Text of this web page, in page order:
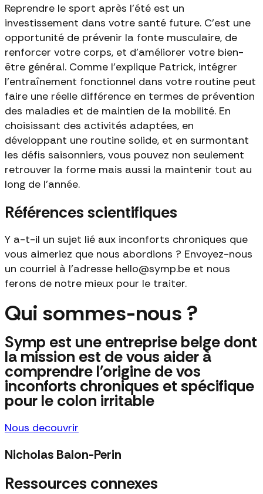
Reprendre le sport après l’été est un
investissement dans votre santé future. C’est une
opportunité de prévenir la fonte musculaire, de
renforcer votre corps, et d'améliorer votre bien-
être général. Comme l'explique Patrick, intégrer
l’entraînement fonctionnel dans votre routine peut
faire une réelle différence en termes de prévention
des maladies et de maintien de la mobilité. En
choisissant des activités adaptées, en
développant une routine solide, et en surmontant
les défis saisonniers, vous pouvez non seulement
retrouver la forme mais aussi la maintenir tout au
long de l'année.
Références scientifiques
Y a-t-il un sujet lié aux inconforts chroniques que
vous aimeriez que nous abordions ? Envoyez-nous
un courriel à l'adresse hello@symp.be et nous
ferons de notre mieux pour le traiter.
Qui sommes-nous ?
Symp est une entreprise belge dont
la mission est de vous aider à
comprendre l'origine de vos
inconforts chroniques et spécifique
pour le colon irritable
Nous decouvrir
Nicholas Balon-Perin
Ressources connexes